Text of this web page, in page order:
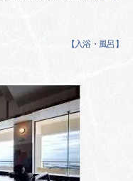
【 入浴・風呂 】